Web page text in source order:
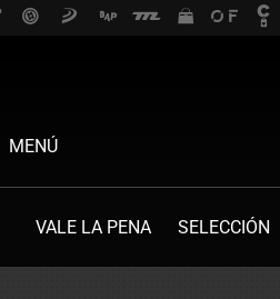
MENÚ
VALE LA PENA SELECCIÓN